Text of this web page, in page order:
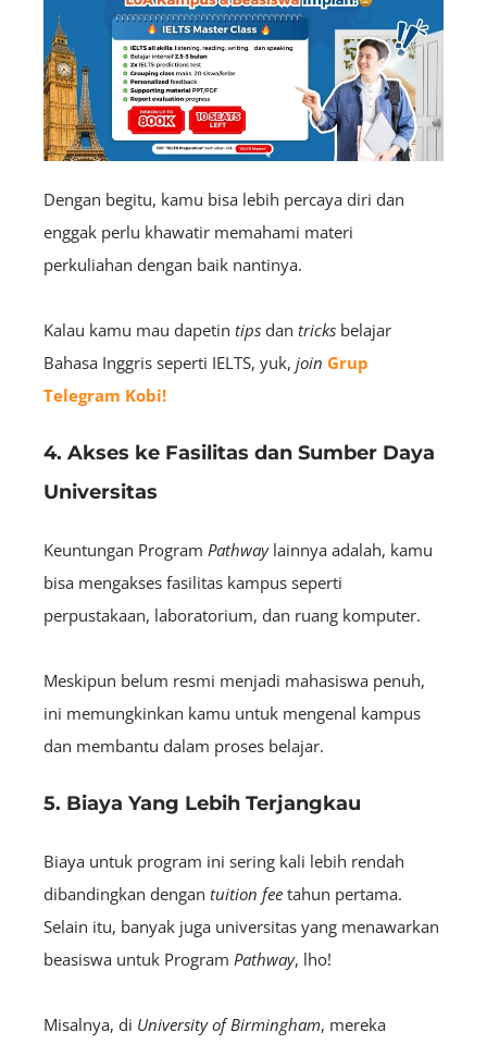
Dengan begitu, kamu bisa lebih percaya diri dan
enggak perlu khawatir memahami materi
perkuliahan dengan baik nantinya.
Kalau kamu mau dapetin tips dan tricks belajar
Bahasa Inggris seperti IELTS, yuk, join Grup
Telegram Kobi!
4. Akses ke Fasilitas dan Sumber Daya
Universitas
Keuntungan Program Pathway lainnya adalah, kamu
bisa mengakses fasilitas kampus seperti
perpustakaan, laboratorium, dan ruang komputer.
Meskipun belum resmi menjadi mahasiswa penuh,
ini memungkinkan kamu untuk mengenal kampus
dan membantu dalam proses belajar.
5. Biaya Yang Lebih Terjangkau
Biaya untuk program ini sering kali lebih rendah
dibandingkan dengan tuition fee tahun pertama.
Selain itu, banyak juga universitas yang menawarkan
beasiswa untuk Program Pathway, lho!
Misalnya, di University of Birmingham, mereka